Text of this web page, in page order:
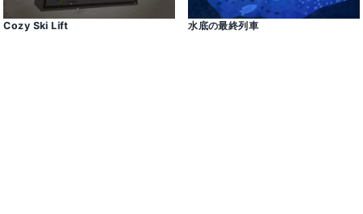
Cozy Ski Lift 水底の最終列車